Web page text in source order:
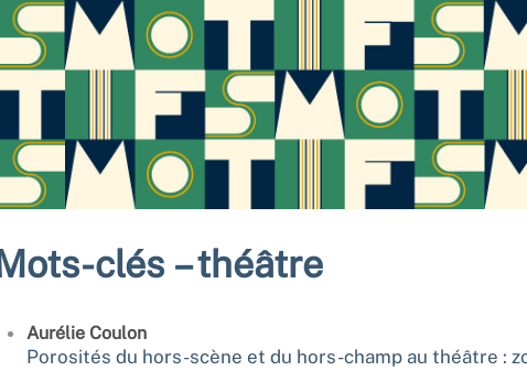
Mots-clés – théâtre
Aurélie Coulon
Porosités du hors-scène et du hors-champ au théâtre :